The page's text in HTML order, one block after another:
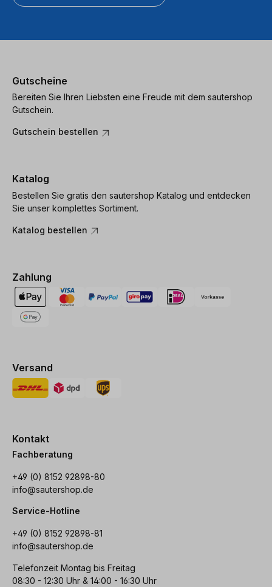
Gutscheine
Bereiten Sie Ihren Liebsten eine Freude mit dem sautershop
Gutschein.
Gutschein bestellen
Katalog
Bestellen Sie gratis den sautershop Katalog und entdecken
Sie unser komplettes Sortiment.
Katalog bestellen
Zahlung
Versand
Kontakt
Fachberatung
+49 (0) 8152 92898-80
info@sautershop.de
Service-Hotline
+49 (0) 8152 92898-81
info@sautershop.de
Telefonzeit Montag bis Freitag
08:30 - 12:30 Uhr & 14:00 - 16:30 Uhr